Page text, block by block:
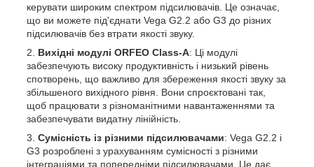
керувати широким спектром підсилювачів. Це означає,
що ви можете під'єднати Vega G2.2 або G3 до різних
підсилювачів без втрати якості звуку.
Вихідні модулі ORFEO Class-A: Ці модулі
забезпечують високу продуктивність і низький рівень
спотворень, що важливо для збереження якості звуку за
збільшеного вихідного рівня. Вони спроєктовані так,
щоб працювати з різноманітними навантаженнями та
забезпечувати видатну лінійність.
Сумісність із різними підсилювачами: Vega G2.2 і
G3 розроблені з урахуванням сумісності з різними
інтеграціями та попередніми підсилювачами. Це дає